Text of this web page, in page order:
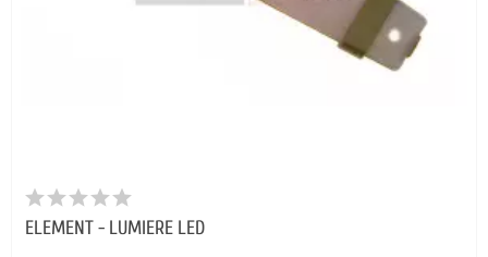
ELEMENT - LUMIERE LED